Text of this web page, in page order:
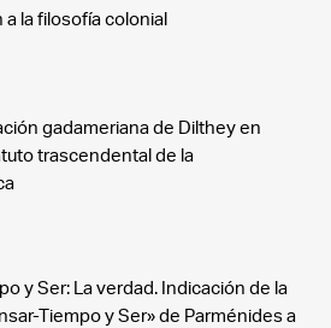
la filosofía colonial
gadameriana de Dilthey en
trascendental de la
y Ser: La verdad. Indicación de la
Tiempo y Ser» de Parménides a